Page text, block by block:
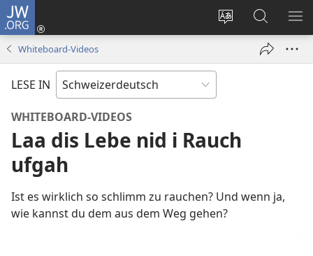
JW.ORG
Websitesprache
ändern
Anmelden
(öffnet
Suche
Whiteboard-Videos
LESE IN
WHITEBOARD-VIDEOS
Laa dis Lebe nid i Rauch
ufgah
Ist es wirklich so schlimm zu rauchen? Und wenn ja,
wie kannst du dem aus dem Weg gehen?